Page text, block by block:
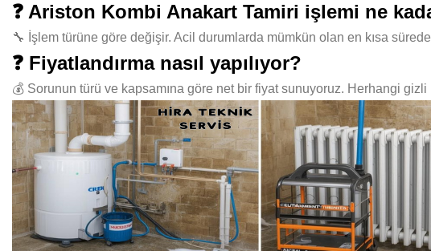
❓ Ariston Kombi Anakart Tamiri işlemi ne
🔧 İşlem türüne göre değişir. Acil durumlarda mümkün olan en kısa
❓ Fiyatlandırma nasıl yapılıyor?
💰 Sorunun türü ve kapsamına göre net bir fiyat sunuyoruz. Herhangi gizli